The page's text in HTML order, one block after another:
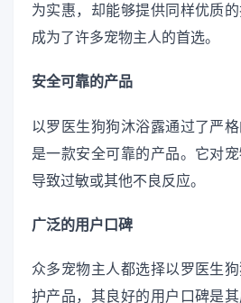
为实惠，却能够提供同样优质
成为了许多宠物主人的首选。
安全可靠的产品
以罗医生狗狗沐浴露通过了严格
是一款安全可靠的产品。它对
导致过敏或其他不良反应。
广泛的用户口碑
众多宠物主人都选择以罗医生
护产品，其良好的用户口碑是